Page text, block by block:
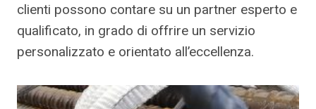
clienti possono contare su un partner esperto e
qualificato, in grado di offrire un servizio
personalizzato e orientato all’eccellenza.